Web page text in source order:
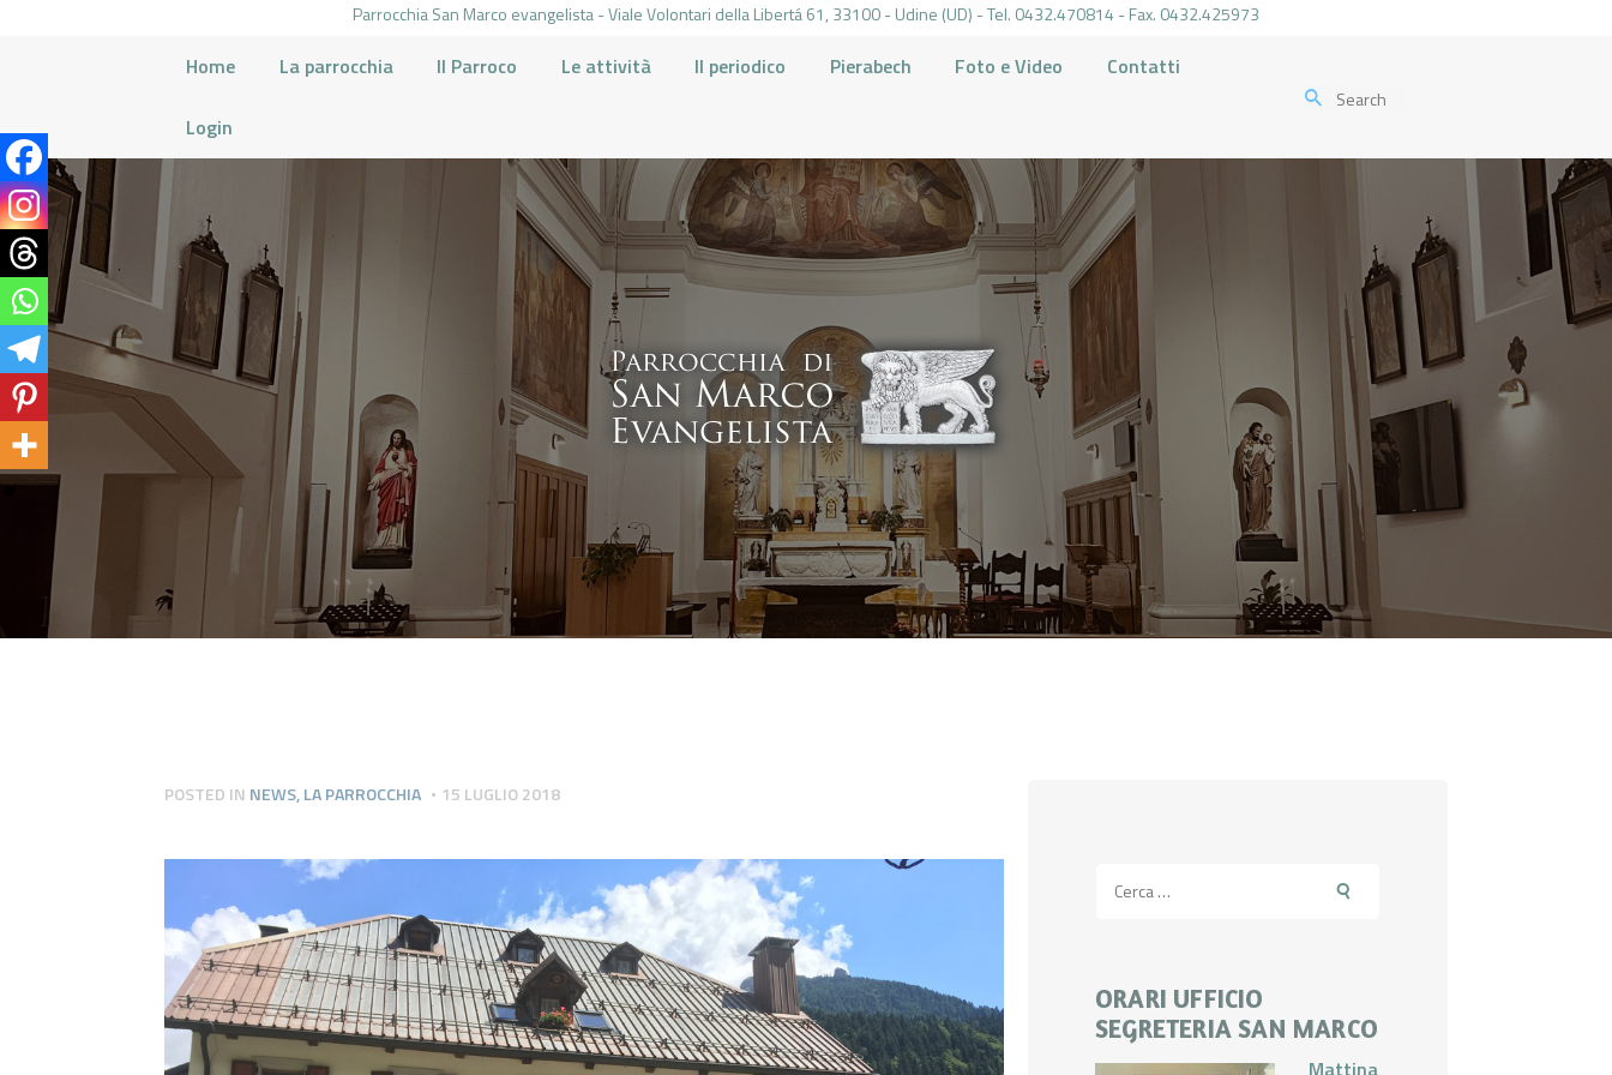
Parrocchia San Marco evangelista - Viale Volontari della Libertá 61, 33100 - Udine (UD) - Tel. 0432.470814 - Fax. 0432.425973
Home La parrocchia Il Parroco Le attività Il periodico Pierabech Foto e Video Contatti
Login
HOME
LA PARROCCHIA
IL PARROCO
LE ATTIVITÀ
IL PERIODICO
PIERABECH
FOTO E VIDEO
CONTATTI
POSTED IN NEWS,LA PARROCCHIA 15 LUGLIO 2018
per:
ORARI UFFICIO
SEGRETERIA SAN MARCO
Mattina